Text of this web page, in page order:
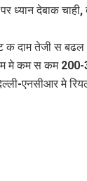
ध्यान देबाक
क दाम तेजी स
मे कम स कम 200-
एनसीआर मे